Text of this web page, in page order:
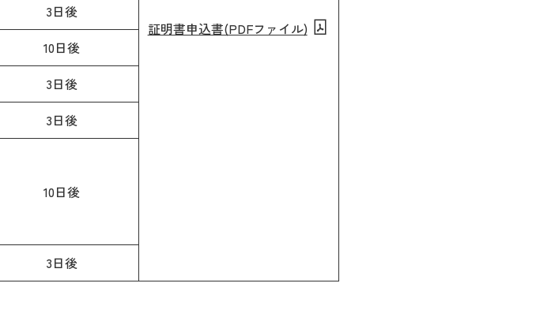
証明書申込書(PDFファイル)
3日後
10日後
3日後
3日後
10日後
3日後